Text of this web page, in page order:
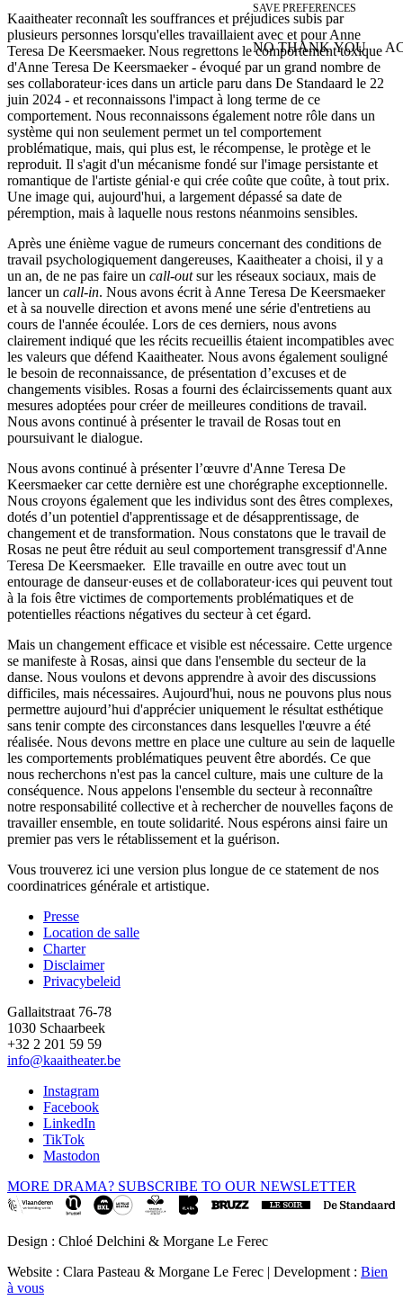
Kaaitheater reconnaît les souffrances et préjudices subis par
plusieurs personnes lorsqu'elles travaillaient avec et pour Anne
Teresa De Keersmaeker. Nous regrettons le comportement toxique
d'Anne Teresa De Keersmaeker - évoqué par un grand nombre de
ses collaborateur·ices dans un article paru dans De Standaard le 22
juin 2024 - et reconnaissons l'impact à long terme de ce
comportement. Nous reconnaissons également notre rôle dans un
système qui non seulement permet un tel comportement
problématique, mais, qui plus est, le récompense, le protège et le
reproduit. Il s'agit d'un mécanisme fondé sur l'image persistante et
romantique de l'artiste génial·e qui crée coûte que coûte, à tout prix.
Une image qui, aujourd'hui, a largement dépassé sa date de
péremption, mais à laquelle nous restons néanmoins sensibles.
Après une énième vague de rumeurs concernant des conditions de
travail psychologiquement dangereuses, Kaaitheater a choisi, il y a
un an, de ne pas faire un call-outsur les réseaux sociaux, mais de
lancer un call-in. Nous avons écrit à Anne Teresa De Keersmaeker
et à sa nouvelle direction et avons mené une série d'entretiens au
cours de l'année écoulée. Lors de ces derniers, nous avons
clairement indiqué que les récits recueillis étaient incompatibles avec
les valeurs que défend Kaaitheater. Nous avons également souligné
le besoin de reconnaissance, de présentation d’excuses et de
changements visibles. Rosas a fourni des éclaircissements quant aux
mesures adoptées pour créer de meilleures conditions de travail.
Nous avons continué à présenter le travail de Rosas tout en
poursuivant le dialogue.
Nous avons continué à présenter l’œuvre d'Anne Teresa De
Keersmaeker car cette dernière est une chorégraphe exceptionnelle.
Nous croyons également que les individus sont des êtres complexes,
dotés d’un potentiel d'apprentissage et de désapprentissage, de
changement et de transformation. Nous constatons que le travail de
Rosas ne peut être réduit au seul comportement transgressif d'Anne
Teresa De Keersmaeker. Elle travaille en outre avec tout un
entourage de danseur·euses et de collaborateur·ices qui peuvent tout
à la fois être victimes de comportements problématiques et de
potentielles réactions négatives du secteur à cet égard.
Mais un changement efficace et visible est nécessaire. Cette urgence
se manifeste à Rosas, ainsi que dans l'ensemble du secteur de la
danse. Nous voulons et devons apprendre à avoir des discussions
difficiles, mais nécessaires. Aujourd'hui, nous ne pouvons plus nous
permettre aujourd’hui d'apprécier uniquement le résultat esthétique
sans tenir compte des circonstances dans lesquelles l'œuvre a été
réalisée. Nous devons mettre en place une culture au sein de laquelle
les comportements problématiques peuvent être abordés. Ce que
nous recherchons n'est pas la cancel culture, mais une culture de la
conséquence. Nous appelons l'ensemble du secteur à reconnaître
notre responsabilité collective et à rechercher de nouvelles façons de
travailler ensemble, en toute solidarité. Nous espérons ainsi faire un
premier pas vers le rétablissement et la guérison.
Vous trouverez ici une version plus longue de ce statement de nos
coordinatrices générale et artistique.
Footer
Presse
Location de salle
Charter
Disclaimer
Privacybeleid
Gallaitstraat 76-78
1030 Schaarbeek
+32 2 201 59 59
info@kaaitheater.be
Instagram
Facebook
LinkedIn
TikTok
Mastodon
MORE DRAMA? SUBSCRIBE TO OUR NEWSLETTER
Design : Chloé Delchini & Morgane Le Ferec
Website : Clara Pasteau & Morgane Le Ferec | Development : Bien
à vous
SAVE PREFERENCES
NO THANK YOU
WITHDRAW